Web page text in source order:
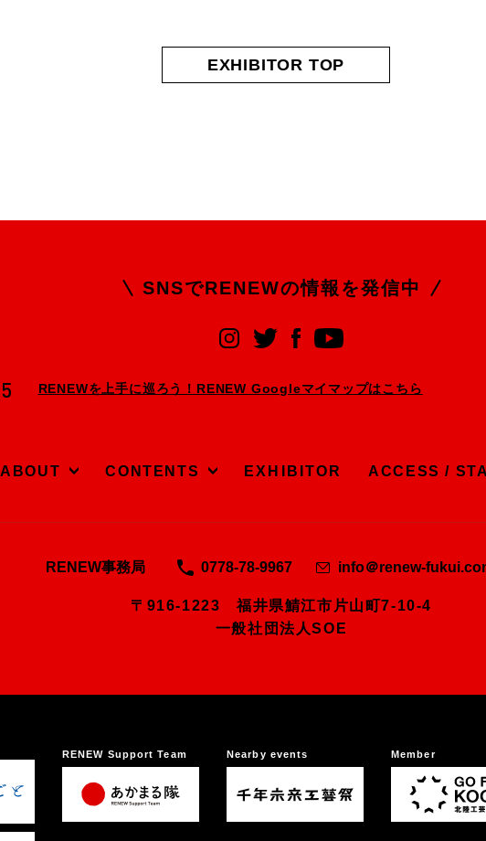
EXHIBITOR TOP
SNSでRENEWの情報を発信中
RENEWを上手に巡ろう！RENEW Googleマイマップはこちら
ABOUT CONTENTS EXHIBITOR ACCESS /
RENEW事務局 0778-78-9967 info＠renew-
〒916-1223 福井県鯖江市片山町7-10-4
一般社団法人SOE
RENEW Support Team Nearby events Member